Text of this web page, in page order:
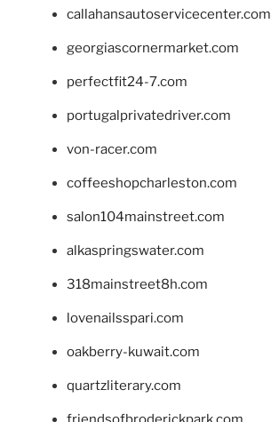
callahansautoservicecenter.com
georgiascornermarket.com
perfectfit24-7.com
portugalprivatedriver.com
von-racer.com
coffeeshopcharleston.com
salon104mainstreet.com
alkaspringswater.com
318mainstreet8h.com
lovenailsspari.com
oakberry-kuwait.com
quartzliterary.com